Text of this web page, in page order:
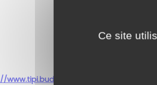
www.tipi.budget.gouv.fr
Ce site